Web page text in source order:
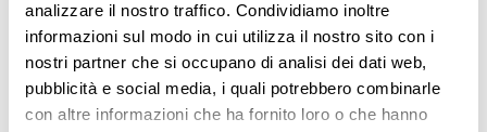
analizzare il nostro traffico. Condividiamo inoltre
informazioni sul modo in cui utilizza il nostro sito con i
nostri partner che si occupano di analisi dei dati web,
pubblicità e social media, i quali potrebbero combinarle
con altre informazioni che ha fornito loro o che hanno